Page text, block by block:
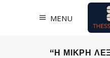
MENU
“Η ΜΙΚΡΗ